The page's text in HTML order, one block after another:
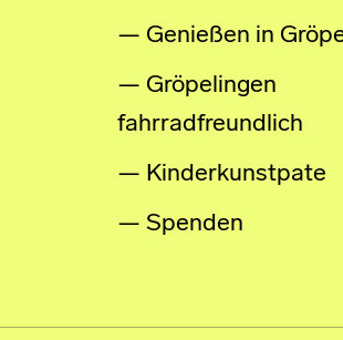
Genießen in
Gröpelingen
fahrradfreundlich
Kinderkunstpate
Spenden